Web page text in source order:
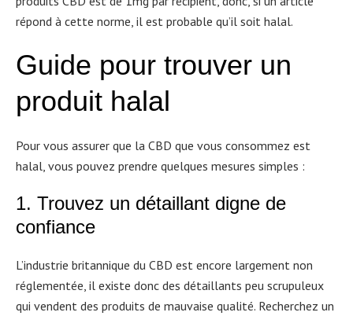
répond à cette norme, il est probable qu’il soit halal.
Guide pour trouver un
produit halal
Pour vous assurer que la CBD que vous consommez est
halal, vous pouvez prendre quelques mesures simples :
1. Trouvez un détaillant digne de
confiance
L’industrie britannique du CBD est encore largement non
réglementée, il existe donc des détaillants peu scrupuleux
qui vendent des produits de mauvaise qualité. Recherchez un